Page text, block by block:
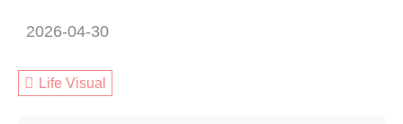
2026-04-30
Life Visual